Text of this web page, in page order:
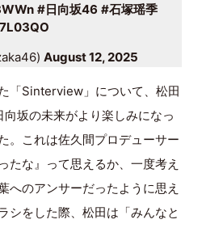
#日向坂46 #石塚瑶季
August 12, 2025
「Sinterview」について、松田
坂の未来がより楽しみになっ
。これは佐久間プロデューサー
たな』って思えるか、一度考え
へのアンサーだったように思え
シをした際、松田は「みんなと